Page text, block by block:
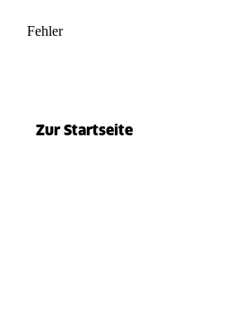
Fehler
Zur Startseite